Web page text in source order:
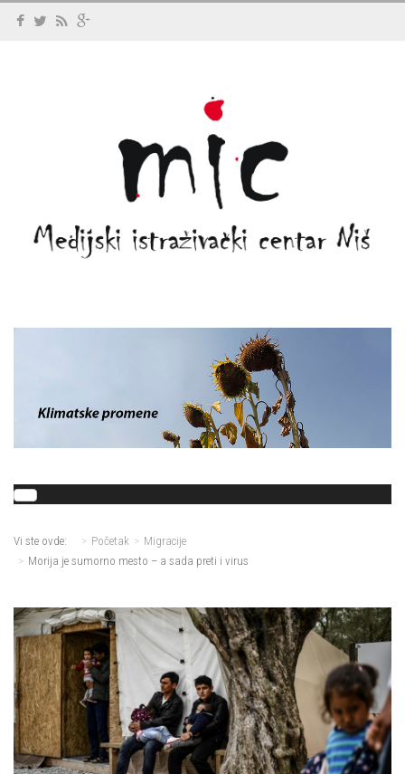
Vi ste ovde: Početak
Migracije
Morija je sumorno mesto – a sada preti i virus